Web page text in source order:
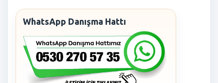
WhatsApp Danışma Hattı